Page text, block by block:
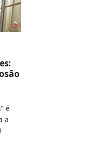
é
a